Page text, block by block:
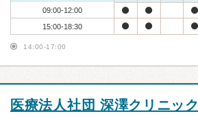
09:00-12:00
15:00-18:30
14:00-17:00
医療法人社団 深澤クリニック